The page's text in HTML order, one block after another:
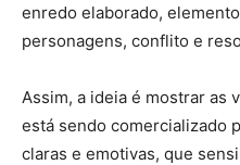
enredo elaborado,
personagens, conflito e
Assim, a ideia é mostrar as
está sendo comercializado
claras e emotivas, que